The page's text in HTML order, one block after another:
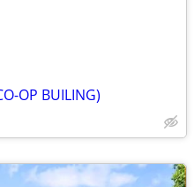
OP BUILING)